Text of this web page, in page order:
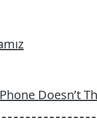
Doesn’t